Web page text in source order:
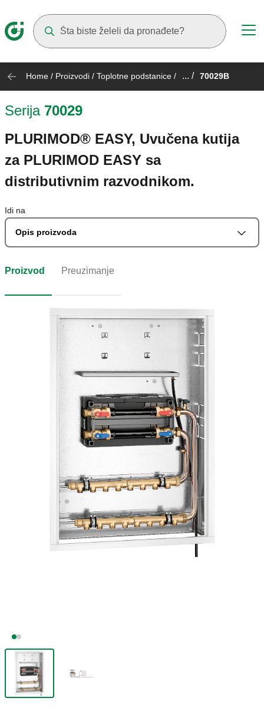
Home / Proizvodi / Toplotne podstanice / ... / 70029B
Serija 70029
PLURIMOD® EASY, Uvučena kutija
za PLURIMOD EASY sa
distributivnim razvodnikom.
Idi na
Opis proizvoda
Proizvod Preuzimanje